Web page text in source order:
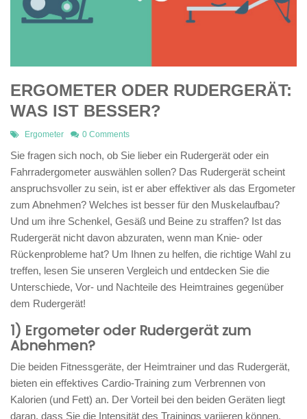
ERGOMETER ODER RUDERGERÄT:
WAS IST BESSER?
Ergometer 0 Comments
Sie fragen sich noch, ob Sie lieber ein Rudergerät oder ein
Fahrradergometer auswählen sollen? Das Rudergerät scheint
anspruchsvoller zu sein, ist er aber effektiver als das Ergometer
zum Abnehmen? Welches ist besser für den Muskelaufbau?
Und um ihre Schenkel, Gesäß und Beine zu straffen? Ist das
Rudergerät nicht davon abzuraten, wenn man Knie- oder
Rückenprobleme hat? Um Ihnen zu helfen, die richtige Wahl zu
treffen, lesen Sie unseren Vergleich und entdecken Sie die
Unterschiede, Vor- und Nachteile des Heimtraines gegenüber
dem Rudergerät!
1) Ergometer oder Rudergerät zum
Abnehmen?
Die beiden Fitnessgeräte, der Heimtrainer und das Rudergerät,
bieten ein effektives Cardio-Training zum Verbrennen von
Kalorien (und Fett) an. Der Vorteil bei den beiden Geräten liegt
daran, dass Sie die Intensität des Trainings variieren können,